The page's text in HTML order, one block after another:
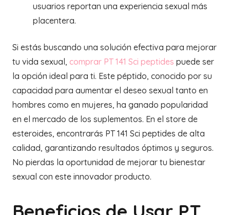
usuarios reportan una experiencia sexual más
placentera.
Si estás buscando una solución efectiva para mejorar
tu vida sexual, comprar PT 141 Sci peptides puede ser
la opción ideal para ti. Este péptido, conocido por su
capacidad para aumentar el deseo sexual tanto en
hombres como en mujeres, ha ganado popularidad
en el mercado de los suplementos. En el store de
esteroides, encontrarás PT 141 Sci peptides de alta
calidad, garantizando resultados óptimos y seguros.
No pierdas la oportunidad de mejorar tu bienestar
sexual con este innovador producto.